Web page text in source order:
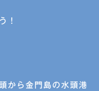
！
から金門島の水頭港